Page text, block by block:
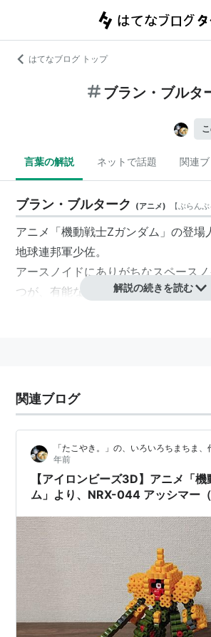
はてなブログ トップ
ブラン・ブルタ
言葉の解説 ネットで話題 関連
ブラン・ブルターク (アニメ) 【ぶらんぶ
アニメ「機動戦士Zガンダム」の登場
地球連邦軍少佐。
アースノイドにありがちなスペース
つが、有能な指揮官でありパイロット
すが、３大ニュータイプと堂々渡りあ
は、連邦の隠れた名パイロットと言
CV：中村秀利
解説の続きを読む
関連ブログ
「たこやき。」の、いろいろちまちま、
年前
【アイロンビーズ3D】アニメ「
ム」より、NRX-044 アッシマー（